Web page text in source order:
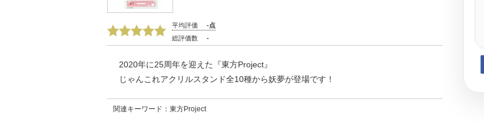
平均評価
-点
総評価数
-
2020年に25周年を迎えた『東方Project』
じゃんこれアクリルスタンド全10種から妖夢が登場です！
関連キーワード：東方Project